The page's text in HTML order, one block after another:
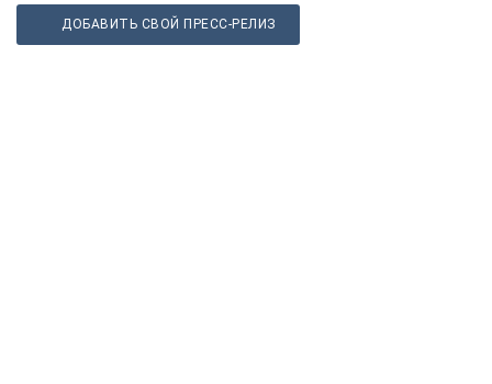
ДОБАВИТЬ СВОЙ ПРЕСС-РЕЛИЗ